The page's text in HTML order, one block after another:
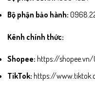
Bộ phận bảo hành:
Kênh chính thức:
Shopee: https://shopee.vn/
TikTok: https://